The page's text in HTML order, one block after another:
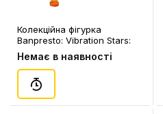
Колекційна фігурка
Banpresto: Vibration Stars:
Naruto: Naruto Uzumaki,
(185973)
Немає в наявності